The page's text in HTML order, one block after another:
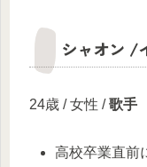
シャオン /
24歳 / 女性 /歌手
高校卒業直前